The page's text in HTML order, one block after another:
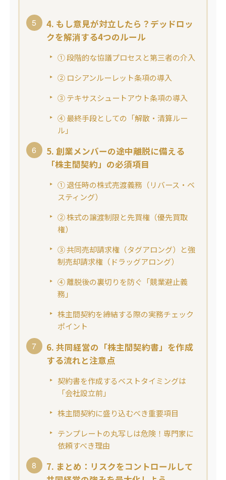
4. もし意見が対立したら？デッドロッ
クを解消する4つのルール
① 段階的な協議プロセスと第三者の介入
② ロシアンルーレット条項の導入
③ テキサスシュートアウト条項の導入
④ 最終手段としての「解散・清算ルー
ル」
5. 創業メンバーの途中離脱に備える
「株主間契約」の必須項目
① 退任時の株式売渡義務（リバース・ベ
スティング）
② 株式の譲渡制限と先買権（優先買取
権）
③ 共同売却請求権（タグアロング）と強
制売却請求権（ドラッグアロング）
④ 離脱後の裏切りを防ぐ「競業避止義
務」
株主間契約を締結する際の実務チェック
ポイント
6. 共同経営の「株主間契約書」を作成
する流れと注意点
契約書を作成するベストタイミングは
「会社設立前」
株主間契約に盛り込むべき重要項目
テンプレートの丸写しは危険！専門家に
依頼すべき理由
7. まとめ：リスクをコントロールして